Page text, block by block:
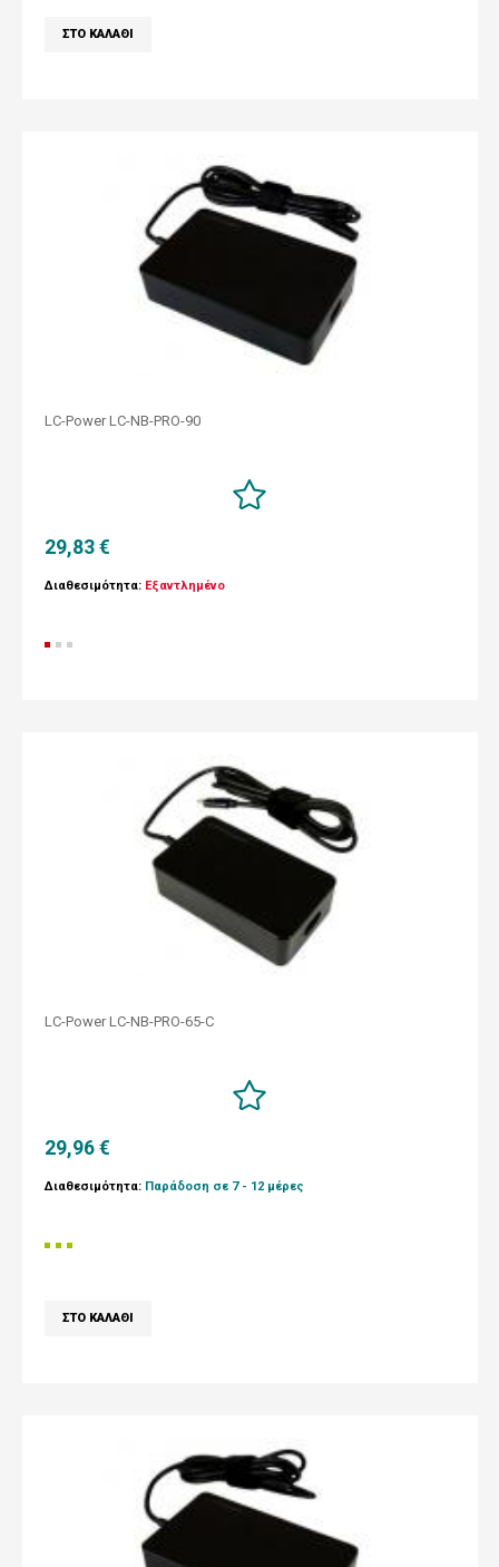
LC-Power LC-NB-PRO-90
29,83 €
Διαθεσιμότητα: Εξαντλημένο
LC-Power LC-NB-PRO-65-C
29,96 €
Διαθεσιμότητα: Παράδοση σε 7 - 12 μέρες